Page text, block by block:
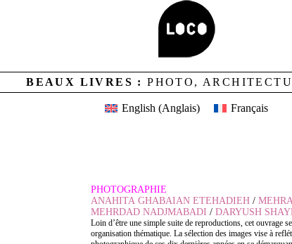
BEAUX LIVRES :PHOTO,
English (Anglais) Français
PHOTOGRAPHIE
ANAHITA GHABAIAN ETEHADIEH /
MEHRDAD NADJMABADI / DARYUSH
Loin d’être une simple suite de reproductions, cet ouvrage
organisation thématique. La sélection des images vise à